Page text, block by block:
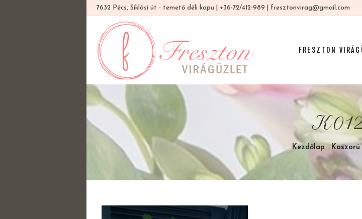
7632 Pécs, Siklósi út - temető déli kapu | +36-72/412-989 | fresztonvirag@gmail.com
FRESZTON
Kezdőlap : Koszorú